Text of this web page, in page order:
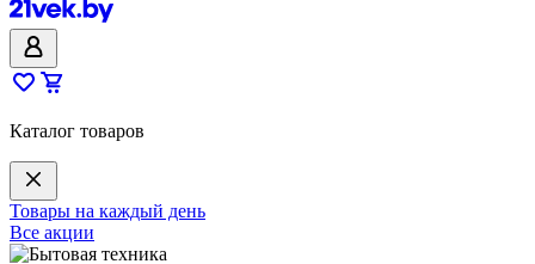
Каталог товаров
Товары на каждый день
Все акции